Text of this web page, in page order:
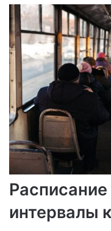
интервалы